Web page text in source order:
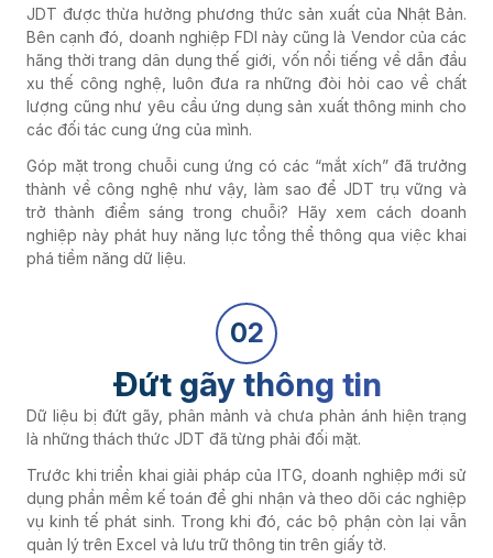
Bên cạnh đó, doanh nghiệp FDI này cũng là Vendor của các
hãng thời trang dân dụng thế giới, vốn nổi tiếng về dẫn đầu
xu thế công nghệ, luôn đưa ra những đòi hỏi cao về chất
lượng cũng như yêu cầu ứng dụng sản xuất thông minh cho
các đối tác cung ứng của mình.
Góp mặt trong chuỗi cung ứng có các “mắt xích” đã trưởng
thành về công nghệ như vậy, làm sao để JDT trụ vững và
trở thành điểm sáng trong chuỗi? Hãy xem cách doanh
nghiệp này phát huy năng lực tổng thể thông qua việc khai
phá tiềm năng dữ liệu.
02
Đứt gãy thông tin
Dữ liệu bị đứt gãy, phân mảnh và chưa phản ánh hiện trạng
là những thách thức JDT đã từng phải đối mặt.
Trước khi triển khai giải pháp của ITG, doanh nghiệp mới sử
dụng phần mềm kế toán để ghi nhận và theo dõi các nghiệp
vụ kinh tế phát sinh. Trong khi đó, các bộ phận còn lại vẫn
quản lý trên Excel và lưu trữ thông tin trên giấy tờ.